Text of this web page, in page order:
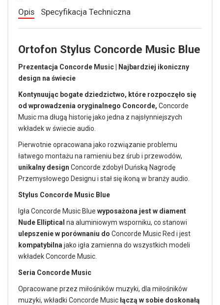
Opis Specyfikacja Techniczna
Ortofon Stylus Concorde Music Blue
Prezentacja Concorde Music | Najbardziej ikoniczny
design na świecie
Kontynuując bogate dziedzictwo, które rozpoczęło się
od wprowadzenia oryginalnego Concorde, Concorde
Music ma długą historię jako jedna z najsłynniejszych
wkładek w świecie audio.
Pierwotnie opracowana jako rozwiązanie problemu
łatwego montażu na ramieniu bez śrub i przewodów,
unikalny design Concorde zdobył Duńską Nagrodę
Przemysłowego Designu i stał się ikoną w branży audio.
Stylus Concorde Music Blue
Igła Concorde Music Blue wyposażona jest w diament
Nude Elliptical na aluminiowym wsporniku, co stanowi
ulepszenie w porównaniu do Concorde Music Red i jest
kompatybilna jako igła zamienna do wszystkich modeli
wkładek Concorde Music.
Seria Concorde Music
Opracowane przez miłośników muzyki, dla miłośników
muzyki, wkładki Concorde Musicłączą w sobie doskonałą